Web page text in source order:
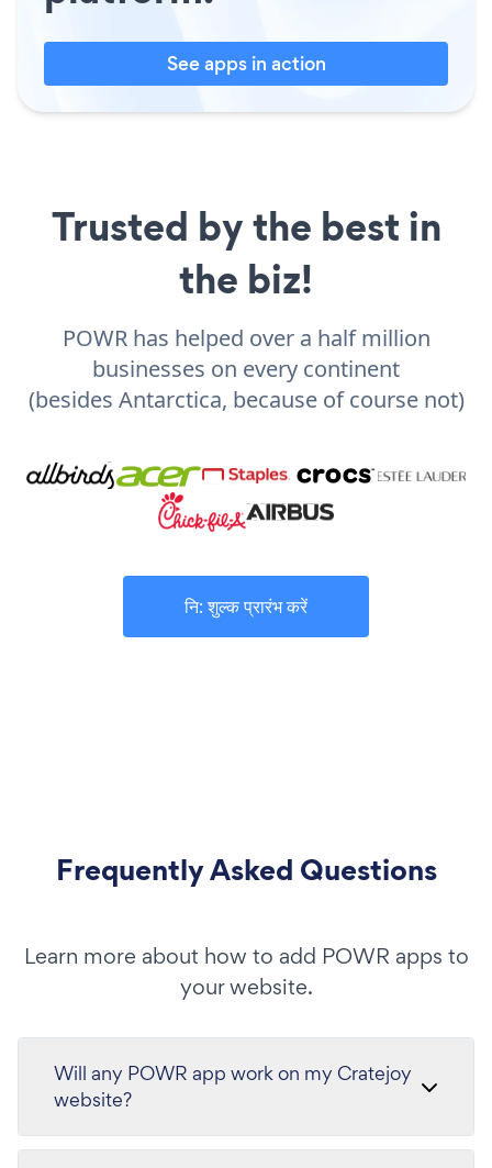
See apps in action
Trusted by the best in
the biz!
POWR has helped over a half million
businesses on every continent
(besides Antarctica, because of course not)
नि: शुल्क प्रारंभ करें
Frequently Asked Questions
Learn more about how to add POWR apps to
your website.
Will any POWR app work on my Cratejoy
website?